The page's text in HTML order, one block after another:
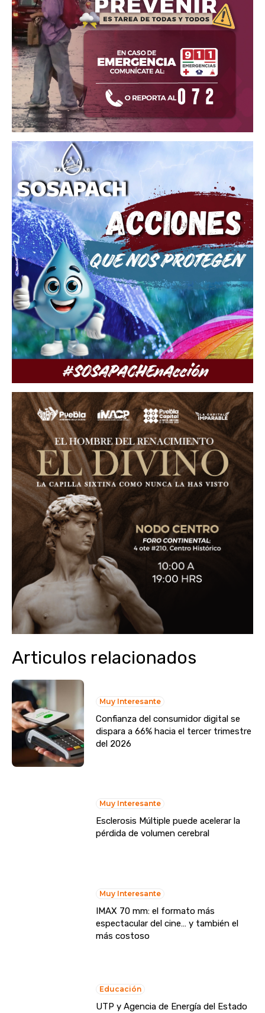
Articulos relacionados
Muy Interesante
Confianza del consumidor digital se
dispara a 66% hacia el tercer trimestre
del 2026
Muy Interesante
Esclerosis Múltiple puede acelerar la
pérdida de volumen cerebral
Muy Interesante
IMAX 70 mm: el formato más
espectacular del cine… y también el
más costoso
Educación
UTP y Agencia de Energía del Estado